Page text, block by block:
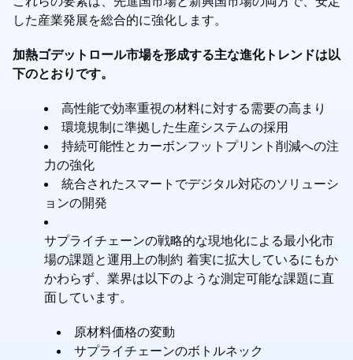
した産業発展を総合的に強化します。
加熱ゴデットロール市場を形成する主な進化トレンドは以
下のとおりです。
高性能で効率重視の材料に対する需要の高まり
環境規制に準拠した生産システムの採用
持続可能性とカーボンフットプリント削減への注
力の強化
統合されたスマートでデジタル対応のソリューシ
ョンの開発
サプライチェーンの戦略的な現地化による最小化市
場の課題と運用上の制約 着実に拡大しているにもか
かわらず、業界は以下のような測定可能な課題に直
面しています。
原材料価格の変動
サプライチェーンのボトルネック